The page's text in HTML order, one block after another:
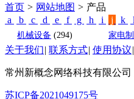
首页 > 网站地图 > 产品
a
b c d e f g h i j k l
机械设备 (294) 家电
关于我们| 联系方式| 使用协议|
常州新概念网络科技有限公司
苏ICP备2021049175号